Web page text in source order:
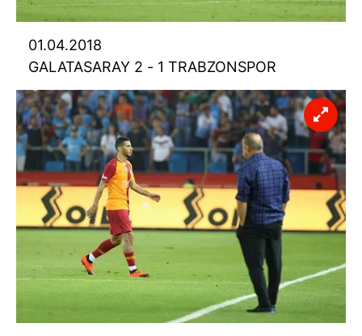
01.04.2018
GALATASARAY 2 - 1 TRABZONSPOR